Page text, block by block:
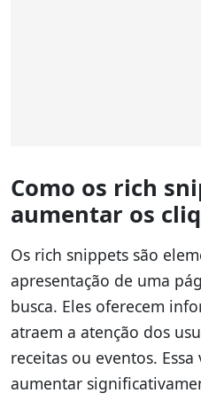
Como os rich
aumentar os
Os rich snippets são
apresentação de uma
busca. Eles oferecem
atraem a atenção dos
receitas ou eventos.
aumentar